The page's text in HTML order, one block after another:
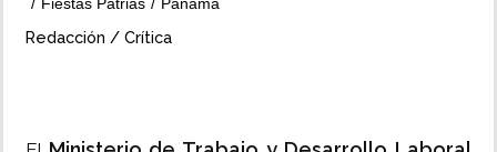
Redacción / Crítica